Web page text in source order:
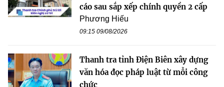
cáo sau sắp xếp chính quyền 2 cấp
Phương Hiếu
09:15 09/08/2026
Thanh tra tỉnh Điện Biên xây dựng
văn hóa đọc pháp luật từ mỗi công
chức